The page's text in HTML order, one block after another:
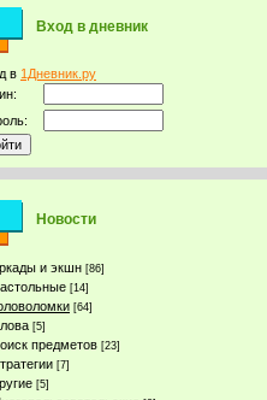
Вход в дневник
в 1Дневник.ру
Новости
и экшн [86]
[14]
[64]
[5]
предметов [23]
[7]
[5]